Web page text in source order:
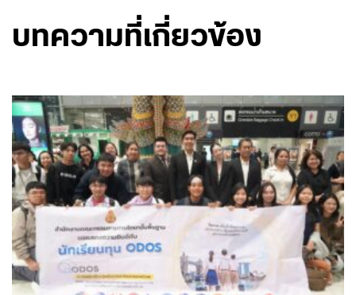
บทความที่เกี่ยวข้อง